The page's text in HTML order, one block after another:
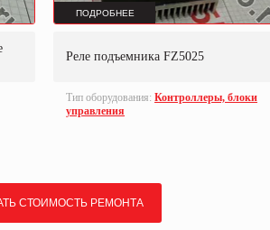
ПОДРОБНЕЕ
Реле подъемника FZ5025
Тип оборудования: Контроллеры, блоки
управления
СТОИМОСТЬ РЕМОНТА